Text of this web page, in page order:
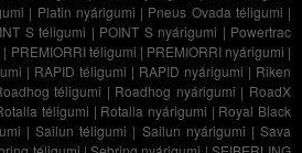
| Platin nyárigumi | Pneus Ovada téligumi |
S téligumi | POINT S nyárigumi | Powertrac
| PREMIORRI téligumi | PREMIORRI nyárigumi |
| RAPID téligumi | RAPID nyárigumi | Riken
téligumi | Roadhog nyárigumi | RoadX
téligumi | Rotalla nyárigumi | Royal Black
|Sailun téligumi | Sailun nyárigumi |Sava